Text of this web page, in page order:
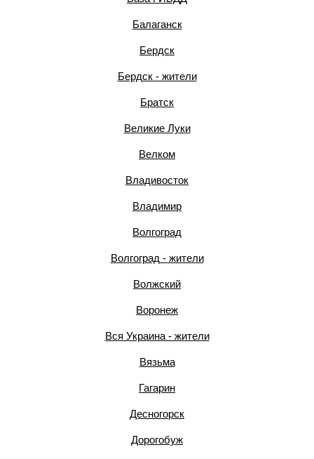
Балаганск
Бердск
Бердск - жители
Братск
Великие Луки
Велком
Владивосток
Владимир
Волгоград
Волгоград - жители
Волжский
Воронеж
Вся Украина - жители
Вязьма
Гагарин
Десногорск
Дорогобуж